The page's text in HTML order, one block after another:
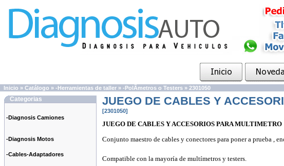
Inicio » Catálogo » -Herramientas de taller » -PolÃ­metros o Testers » 2301050
Categorias
-Diagnosis Camiones
-Diagnosis Motos
-Cables-Adaptadores
JUEGO DE CABLES Y
[2301050]
JUEGO DE CABLES Y ACCESORIOS PARA MULTIMETRO
Conjunto maestro de cables y conectores para poner a prueba ,
Compatible con la mayoría de multímetros y testers.